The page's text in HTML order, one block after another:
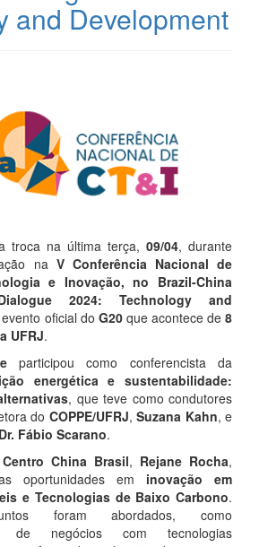
and Development
troca na última terça,09/04, durante
na V Conferência Nacional de
e Inovação, no Brazil-China
2024: Technology and
oficial do G20que acontece de8
UFRJ.
participou como conferencista da
energética e sustentabilidade:
, que teve como condutores
do COPPE/UFRJ,Suzana Kahn, e
Dr. Fábio Scarano.
Centro China Brasil, Rejane Rocha,
oportunidades em inovação em
e Tecnologias de Baixo Carbono.
foram abordados, como
de negócios com tecnologias